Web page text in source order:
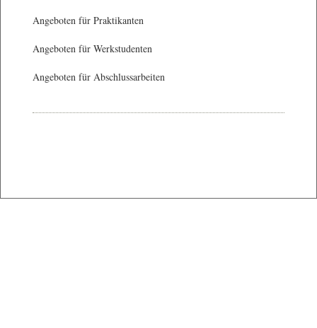
Angeboten für Praktikanten
Angeboten für Werkstudenten
Angeboten für Abschlussarbeiten